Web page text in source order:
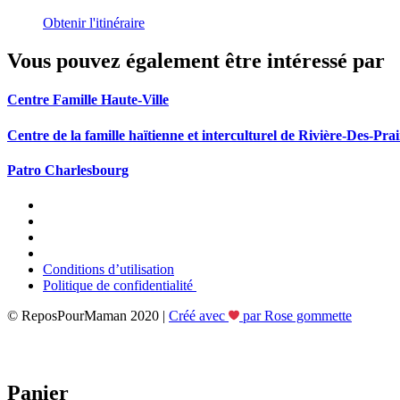
Obtenir l'itinéraire
Vous pouvez également être intéressé par
Centre Famille Haute-Ville
Centre de la famille haïtienne et interculturel de Rivière-Des-
Patro Charlesbourg
Conditions d’utilisation
Politique de confidentialité
© ReposPourMaman 2020 | Créé avec par Rose gommette
Panier